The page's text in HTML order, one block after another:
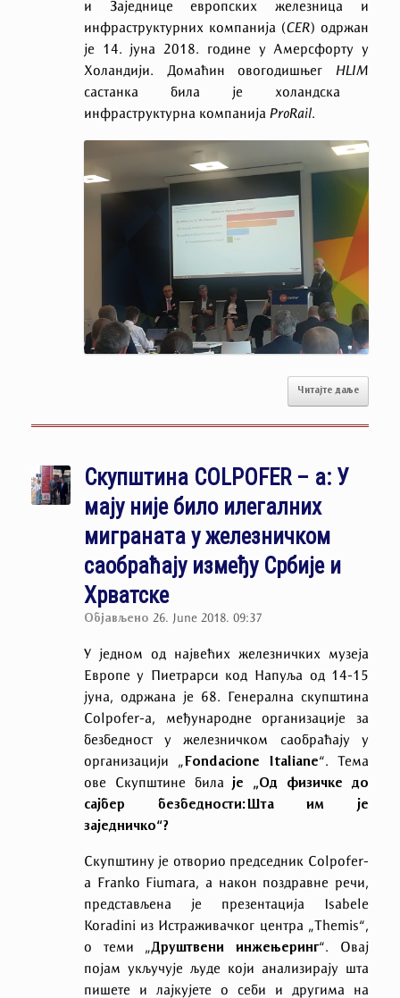
и Заједнице европских железница и
инфраструктурних компанија (CER) одржан
је 14.
јуна 2018. године у Амерсфорту у
Холандији. Домаћин овогодишњег HLIM
састанка била је холандска
инфраструктурна компанија ProRail.
Читајте даље
Скупштина COLPOFER – а: У
мају није било илегалних
миграната у железничком
саобраћају између Србије и
Хрватске
Објављено 26. June 2018. 09:37
У једном од највећих железничких музеја
Европе у Пиетрарси код Напуља oд 14-15
јуна, одржана је 68. Генерална скупштина
Colpofer-а, међународне организације за
безбедност у железничком саобраћају у
организацији „ Fondacione Italiane“. Тема
ове Скупштине билаје „Од физичке до
сајбер безбедности:Шта им је
заједничко“?
Скупштину је отворио председник Colpofer-
а Franko Fiumara, а након поздравне речи,
представљена је презентација Isabele
Koradini из Истраживачког центра „ Themis“,
о теми „Друштвени инжењеринг“. Овај
појам укључује људе који анализирају шта
пишете и лајкујете о себи и другима на